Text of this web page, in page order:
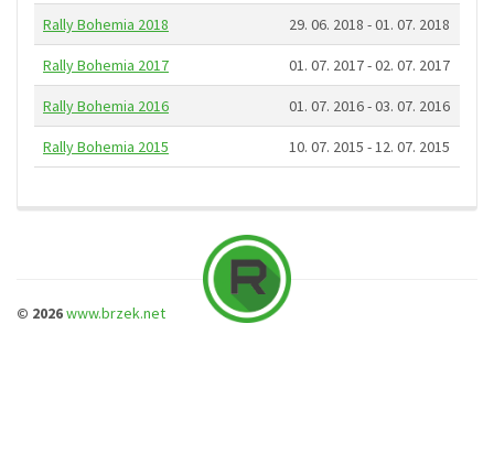
Rally Bohemia 2018 29. 06. 2018 - 01. 07. 2018
Rally Bohemia 2017 01. 07. 2017 - 02. 07. 2017
Rally Bohemia 2016 01. 07. 2016 - 03. 07. 2016
Rally Bohemia 2015 10. 07. 2015 - 12. 07. 2015
© 2026www.brzek.net